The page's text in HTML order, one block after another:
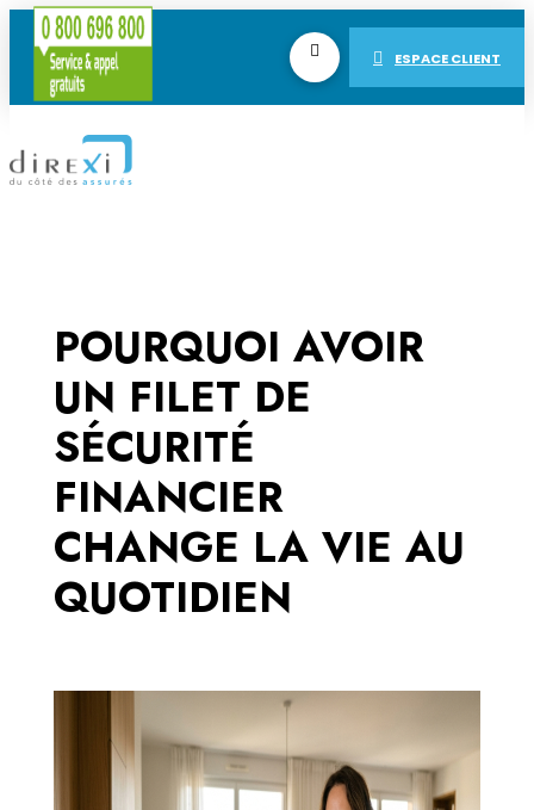
ESPACE CLIENT
POURQUOI AVOIR
UN FILET DE
SÉCURITÉ
FINANCIER
CHANGE LA VIE AU
QUOTIDIEN